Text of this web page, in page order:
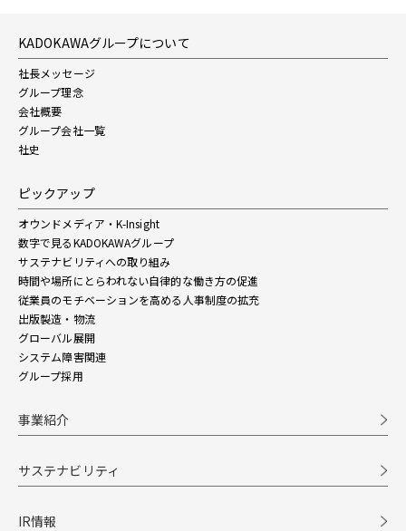
KADOKAWAグループについて
社長メッセージ
グループ理念
会社概要
グループ会社一覧
社史
ピックアップ
オウンドメディア・K-Insight
数字で見るKADOKAWAグループ
サステナビリティへの取り組み
時間や場所にとらわれない自律的な働き方の促進
従業員のモチベーションを高める人事制度の拡充
出版製造・物流
グローバル展開
システム障害関連
グループ採用
事業紹介
サステナビリティ
IR情報